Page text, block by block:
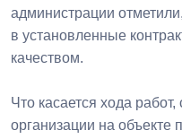
администрации
в установленные
качеством.
Что касается хода
организации на объекте